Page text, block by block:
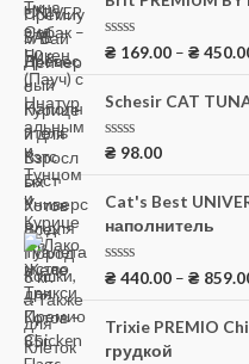
к
а
0
и
О
н
к
а
0
и
₴ 169.00 –₴
Schesir CAT
О
н
к
а
0
и
з
₴ 98.00
Cat's Best
наполнитель
О
н
к
а
₴ 440.00 –₴
Trixie PREMIO
грудкой